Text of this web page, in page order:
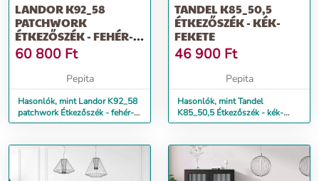
LANDOR K92_58
PATCHWORK
ÉTKEZŐSZÉK - FEHÉR-
KÉK
60 800 Ft
Pepita
Hasonlók, mint Landor K92_58
patchwork Étkezőszék - fehér-
kék
TANDEL K85_50,5
ÉTKEZŐSZÉK - KÉK-
FEKETE
46 900 Ft
Pepita
Hasonlók, mint Tandel
K85_50,5 Étkezőszék - kék-
fekete